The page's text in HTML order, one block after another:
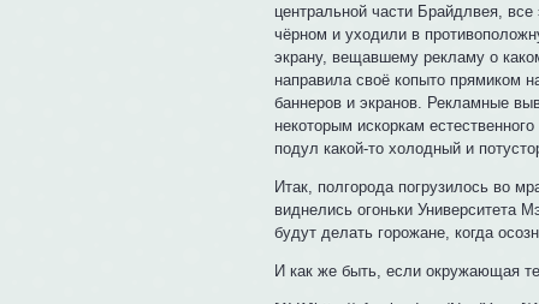
центральной части Брайдлвея,
чёрном и уходили в
экрану, вещавшему рекламу о
направила своё копыто прямиком
баннеров и экранов. Рекламные
некоторым искоркам
подул какой-то холодный и
Итак, полгорода погрузилось во
виднелись огоньки Университета
будут делать горожане, когда
И как же быть, если окружающая